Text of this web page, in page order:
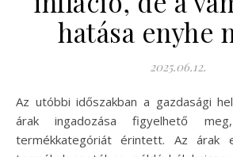
hatása enyhe
2025.06.12.
Az utóbbi időszakban a gazdasági helyzetet befolyásoló
árak ingadozása figyelhető
termékkategóriát érintett. Az árak